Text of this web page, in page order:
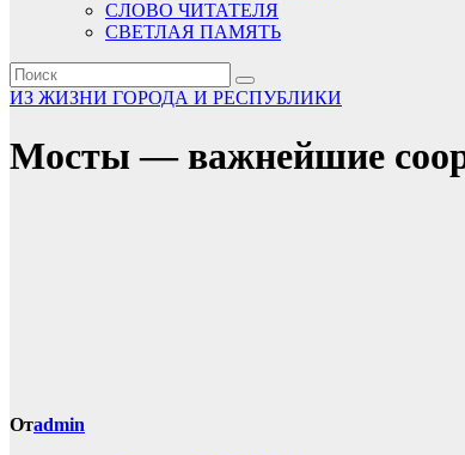
СЛОВО ЧИТАТЕЛЯ
СВЕТЛАЯ ПАМЯТЬ
ИЗ ЖИЗНИ ГОРОДА И РЕСПУБЛИКИ
Мосты — важнейшие
Отadmin